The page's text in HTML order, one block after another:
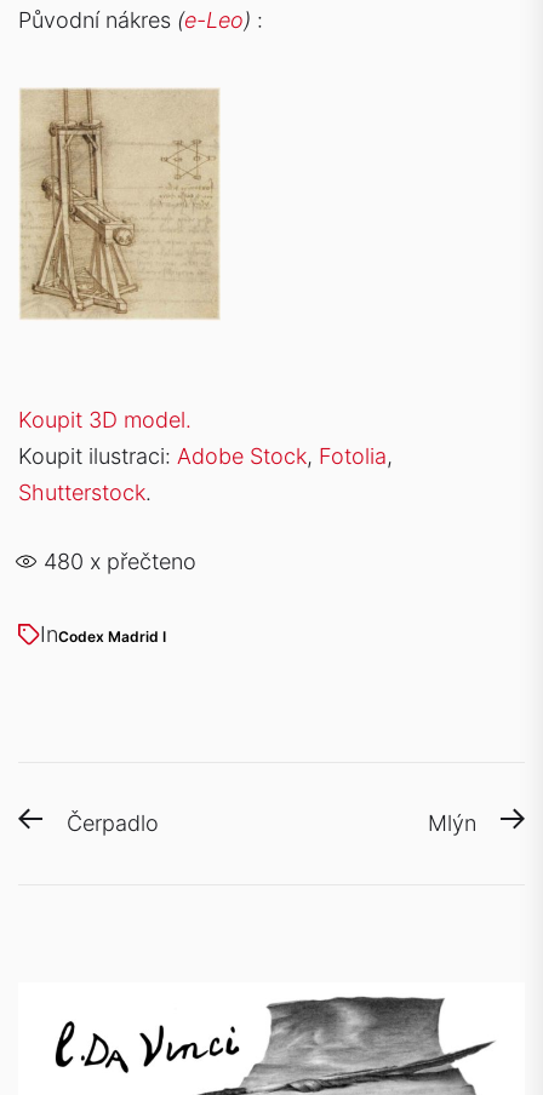
Původní nákres (e-Leo) :
Koupit 3D model.
Koupit ilustraci: Adobe Stock, Fotolia,
Shutterstock.
480 x přečteno
InCodex Madrid I
Navigace
PreviousČerpadlo Mlýn